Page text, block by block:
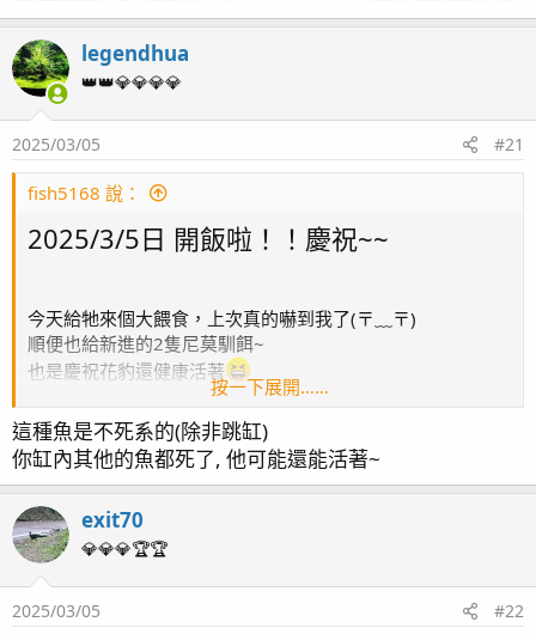
legendhua
👑👑💎💎💎💎
2025/03/05 #21
fish5168 說：
2025/3/5日 開飯啦！！慶祝~~
今天給牠來個大餵食，上次真的嚇到我了(⁠〒⁠﹏⁠〒⁠)
順便也給新進的2隻尼莫馴餌~
也是慶祝花豹還健康活著
按一下展開……
這種魚是不死系的(除非跳缸)
你缸內其他的魚都死了, 他可能還能活著~
exit70
💎💎💎🏆🏆
2025/03/05 #22